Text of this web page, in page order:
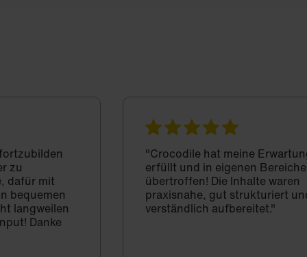
zu
dafür mit
bequemen
langweilen
Danke
"Crocodile hat meine
erfüllt und in eigenen
übertroffen! Die Inhalte waren
praxisnahe, gut strukturiert
verständlich aufbereitet."